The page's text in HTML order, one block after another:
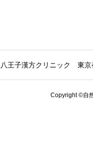
八王子漢方クリニック 東
Copyright ©自